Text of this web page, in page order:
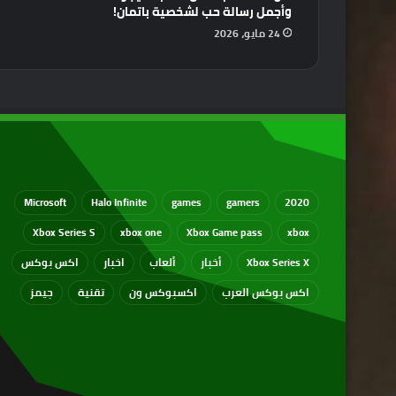
وأجمل رسالة حب لشخصية باتمان!
24 مايو، 2026
2020
gamers
games
Halo Infinite
Microsoft
xbox
Xbox Game pass
xbox one
Xbox Series S
Xbox Series X
أخبار ألعاب اخبار
اكس بوكس
اكس بوكس العرب
اكسبوكس ون تقنية جيمز